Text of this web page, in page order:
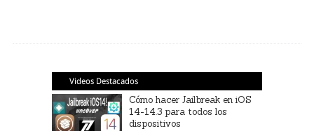
Videos Destacados
Cómo hacer Jailbreak en iOS
14-14.3 para todos los
dispositivos